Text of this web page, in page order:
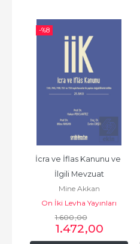
-%8
İcra ve İflas Kanunu ve
İlgili Mevzuat
Mine Akkan
On İki Levha Yayınları
1.600,00
1.472,00